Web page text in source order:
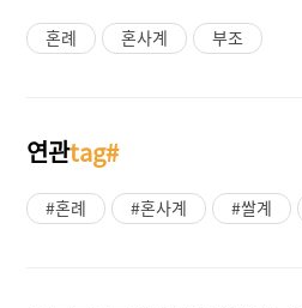
혼례 혼사계 부조
연관tag#
#혼례 #혼사계 #쌀계